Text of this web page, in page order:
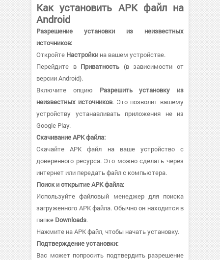
Как установить APK файл на
Android
Разрешение установки из неизвестных
источников:
Откройте Настройки на вашем устройстве.
Перейдите в Приватность (в зависимости от
версии Android).
Включите опцию Разрешить установку из
неизвестных источников. Это позволит вашему
устройству устанавливать приложения не из
Google Play.
Скачивание APK файла:
Скачайте APK файл на ваше устройство с
доверенного ресурса. Это можно сделать через
интернет или передать файл с компьютера.
Поиск и открытие APK файла:
Используйте файловый менеджер для поиска
загруженного APK файла. Обычно он находится в
папке Downloads.
Нажмите на APK файл, чтобы начать установку.
Подтверждение установки:
Вас может попросить подтвердить разрешение